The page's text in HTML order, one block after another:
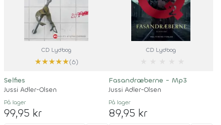
CD Lydbog
★★★★★(6)
Selfies
Jussi Adler-Olsen
På lager
99,95 kr
CD Lydbog
Fasandræberne - Mp3
Jussi Adler-Olsen
På lager
89,95 kr